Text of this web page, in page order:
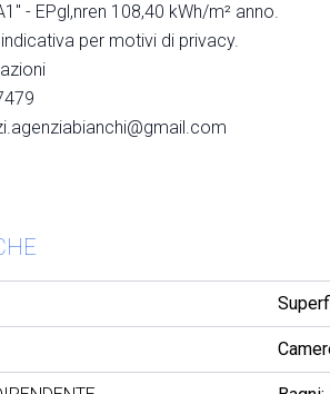
- EPgl,nren 108,40 kWh/m² anno.
per motivi di privacy.